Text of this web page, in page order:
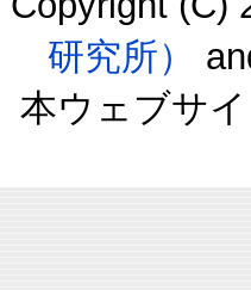
研究所）
本ウェブサ